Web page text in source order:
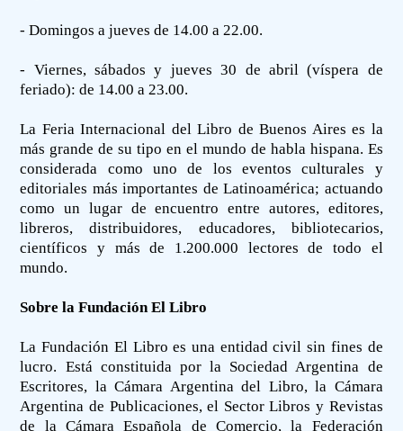
- Domingos a jueves de 14.00 a 22.00.
- Viernes, sábados y jueves 30 de abril (víspera de
feriado): de 14.00 a 23.00.
La Feria Internacional del Libro de Buenos Aires es la
más grande de su tipo en el mundo de habla hispana. Es
considerada como uno de los eventos culturales y
editoriales más importantes de Latinoamérica; actuando
como un lugar de encuentro entre autores, editores,
libreros, distribuidores, educadores, bibliotecarios,
científicos y más de 1.200.000 lectores de todo el
mundo.
Sobre la Fundación El Libro
La Fundación El Libro es una entidad civil sin fines de
lucro. Está constituida por la Sociedad Argentina de
Escritores, la Cámara Argentina del Libro, la Cámara
Argentina de Publicaciones, el Sector Libros y Revistas
de la Cámara Española de Comercio, la Federación